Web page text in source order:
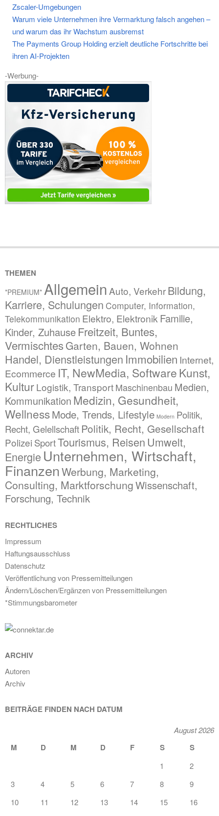
Zscaler-Umgebungen
Warum viele Unternehmen ihre Vermarktung falsch angehen –
und warum das ihr Wachstum ausbremst
The Payments Group Holding erzielt deutliche Fortschritte bei
ihren AI-Projekten
-Werbung-
THEMEN
*PREMIUM* Allgemein Auto, VerkehrBildung,
Karriere, Schulungen Computer, Information,
Telekommunikation Elektro, Elektronik Familie,
Kinder, Zuhause Freitzeit, Buntes,
Vermischtes Garten, Bauen, Wohnen
Handel, Dienstleistungen Immobilien Internet,
Ecommerce IT, NewMedia, SoftwareKunst,
KulturLogistik, TransportMaschinenbau Medien,
Kommunikation Medizin, Gesundheit,
WellnessMode, Trends, Lifestyle Modern Politik,
Recht, Gelellschaft Politik, Recht, Gesellschaft
Polizei SportTourismus, Reisen Umwelt,
Energie Unternehmen, Wirtschaft,
FinanzenWerbung, Marketing,
Consulting, MarktforschungWissenschaft,
Forschung, Technik
RECHTLICHES
Impressum
Haftungsausschluss
Datenschutz
Veröffentlichung von Pressemitteilungen
Ändern/Löschen/Ergänzen von Pressemitteilungen
*Stimmungsbarometer
ARCHIV
Autoren
Archiv
BEITRÄGE FINDEN NACH DATUM
August 2026
M D M D F S S
1
2
3
4 5 6 7 8
9
10
11 12 13 14 15
16